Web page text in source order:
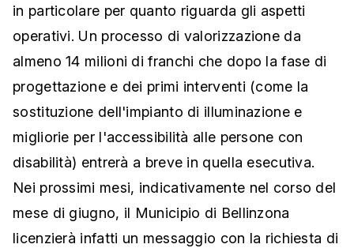
in particolare per quanto riguarda gli aspetti
operativi. Un processo di valorizzazione da
almeno 14 milioni di franchi che dopo la fase di
progettazione e dei primi interventi (come la
sostituzione dell'impianto di illuminazione e
migliorie per l'accessibilità alle persone con
disabilità) entrerà a breve in quella esecutiva.
Nei prossimi mesi, indicativamente nel corso del
mese di giugno, il Municipio di Bellinzona
licenzierà infatti un messaggio con la richiesta di